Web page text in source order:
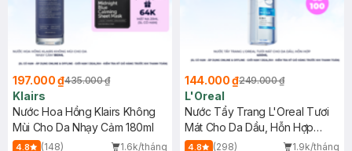
197.000 ₫435.000 ₫
Klairs
Nước Hoa Hồng Klairs Không
Mùi Cho Da Nhạy Cảm 180ml
4.8 (148)
1.6k/tháng
144.000 ₫249.000 ₫
L'Oreal
Nước Tẩy Trang L'Oreal Tươi
Mát Cho Da Dầu, Hỗn Hợp
400ml
4.8 (298)
1.9k/tháng